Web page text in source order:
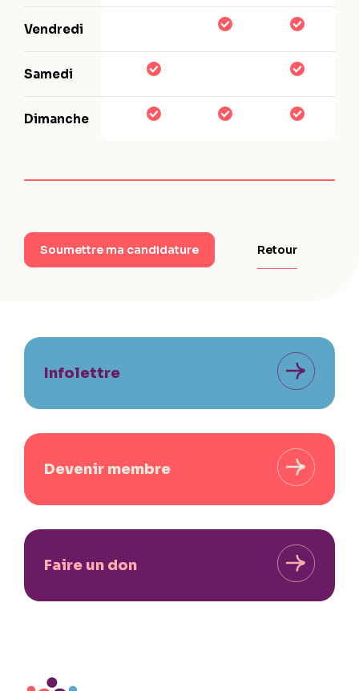
Vendredi
Samedi
Dimanche
Soumettre ma candidature Retour
Infolettre
Devenir membre
Faire un don